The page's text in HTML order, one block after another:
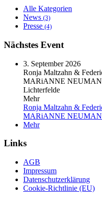
Alle Kategorien
News (3)
Presse (4)
Nächstes Event
3. September 2026
Ronja Maltzahn &
MARiANNE
Lichterfelde
Mehr
Ronja Maltzahn &
MARiANNE
Mehr
Links
AGB
Impressum
Datenschutzerklärung
Cookie-Richtlinie (EU)